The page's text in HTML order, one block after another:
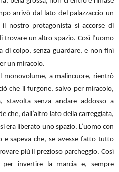
arrivò dal lato del palazzaccio un
nostro protagonista si accorse di
trovare un altro spazio. Così l’uomo
di colpo, senza guardare, e non finì
un miracolo.
monovolume, a malincuore, rientrò
che il furgone, salvo per miracolo,
stavolta senza andare addosso a
che, dall’altro lato della carreggiata,
era liberato uno spazio. L’uomo con
sapeva che, se avesse fatto tutto
più il prezioso parcheggio. Così
invertire la marcia e, sempre